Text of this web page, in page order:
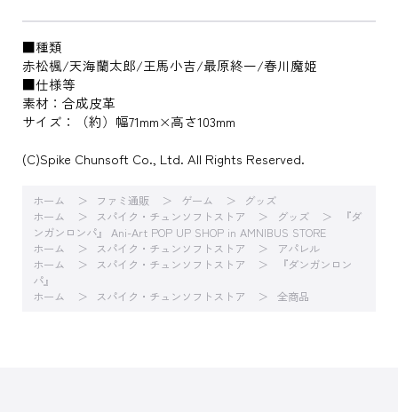
■種類
赤松楓/天海蘭太郎/王馬小吉/最原終一/春川魔姫
■仕様等
素材：合成皮革
サイズ：（約）幅71mm×高さ103mm
(C)Spike Chunsoft Co., Ltd. All Rights Reserved.
ホーム ファミ通販 ゲーム
グッズ
ホーム
スパイク・チュンソフトストア グッズ
『ダ
ンガンロンパ』 Ani-Art POP UP SHOP in AMNIBUS STORE
ホーム
スパイク・チュンソフトストア
アパレル
ホーム
スパイク・チュンソフトストア
『ダンガンロン
パ』
ホーム
スパイク・チュンソフトストア 全商品